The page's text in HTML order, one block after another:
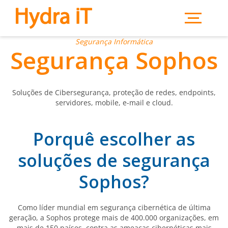
Segurança Informática
Segurança Sophos
Soluções de Cibersegurança, proteção de redes, endpoints,
servidores, mobile, e-mail e cloud.
Porquê escolher as
soluções de segurança
Sophos?
Como líder mundial em segurança cibernética de última
geração, a Sophos protege mais de 400.000 organizações, em